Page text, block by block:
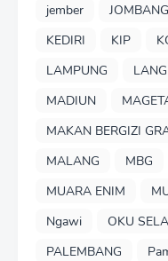
jember
JOMBANG
KEDIRI
KIP
LAMPUNG
MADIUN
MAKAN BERGIZI
MALANG
MBG
MUARA ENIM
Ngawi
OKU
PALEMBANG